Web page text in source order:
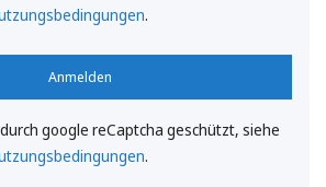
.
Anmelden
google reCaptcha geschützt, siehe
.